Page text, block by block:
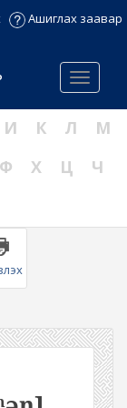
Ашиглах заавар
Menu
И К Л
М
Ф Х Ц
Ч